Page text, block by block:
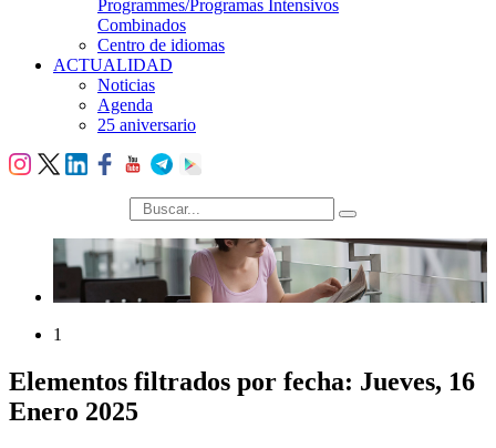
Programmes/Programas Intensivos
Combinados
Centro de idiomas
ACTUALIDAD
Noticias
Agenda
25 aniversario
búsqueda
1
Elementos filtrados por fecha: Jueves, 16
Enero 2025